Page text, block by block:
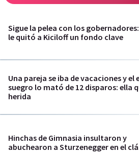
Sigue la pelea con los
le quitó a Kiciloff un fondo clave
Una pareja se iba de vacaciones y el
suegro lo mató de 12 disparos: ella
herida
Hinchas de Gimnasia insultaron y
abuchearon a Sturzenegger en el